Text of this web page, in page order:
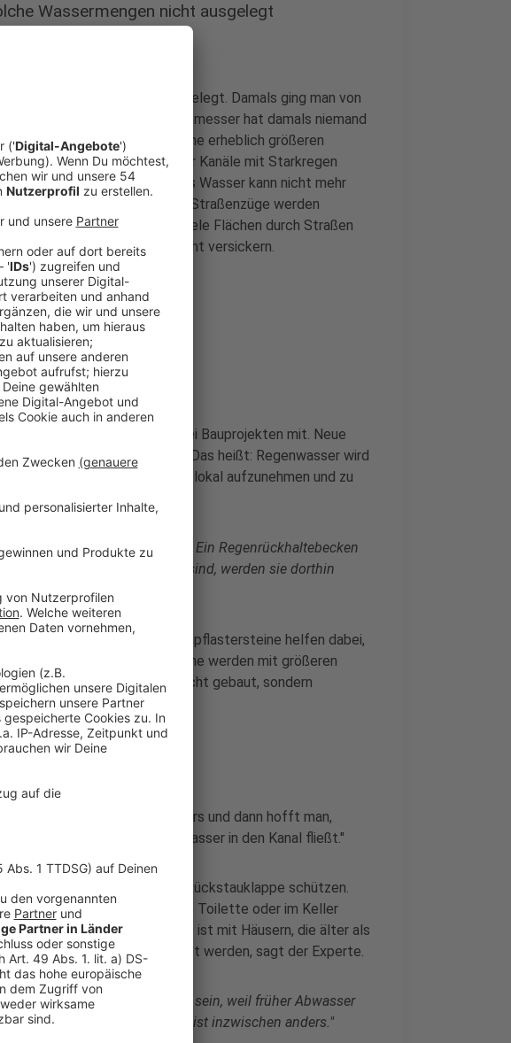
Wassermengen nicht ausgelegt
wurde in den 50er-Jahren angelegt. Damals ging man von
bei der Bemessung der Durchmesser hat damals niemand
konnte erahnen, dass solche erheblich größeren
Deshalb sind viele unserer Kanäle mit Starkregen
Kanäle laufen voll, das Wasser kann nicht mehr
drücken sich nach oben, Straßenzüge werden
Wasser. Außerdem sind viele Flächen durch Straßen
kann also auch dort nicht versickern.
Schwammstadt
man die Dimension Klima bei Bauprojekten mit. Neue
der Schwammstadt geplant. Das heißt: Regenwasser wird
sondern man versucht es lokal aufzunehmen und zu
denen Wasser dringend fehlt. Ein Regenrückhaltebecken
Wassermassen im Kanal sind, werden sie dorthin
versiegelt. Sogenannte Rasenpflastersteine helfen dabei,
aufnehmen kann. Pflastersteine werden mit größeren
nicht mehr exakt waagerecht gebaut, sondern
Geschwindigkeit des Wassers und dann hofft man,
vorbeigezogen ist, bis das Wasser in den Kanal fließt."
man inzwischen mit einer Rückstauklappe schützen.
aus dem Kanal in der eigenen Toilette oder im Keller
vielen Neubauten. Aber was ist mit Häusern, die älter als
sie teilweise nachgerüstet werden, sagt der Experte.
Nachrüstung sehr sinnvoll sein, weil früher Abwasser
verbaut wurden, auch das ist inzwischen anders."